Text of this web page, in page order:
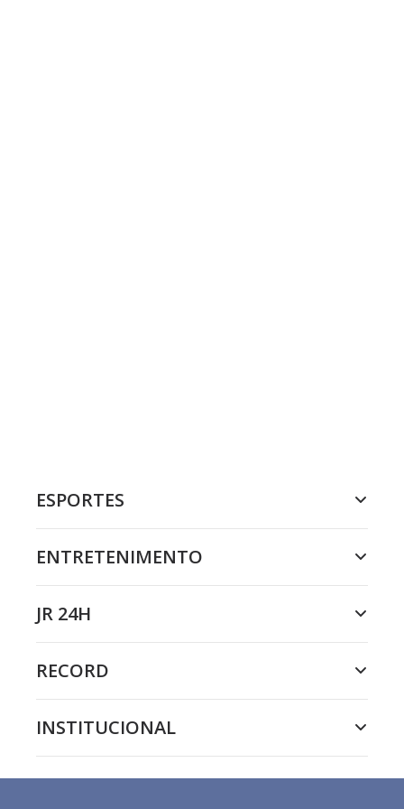
ESPORTES
ENTRETENIMENTO
JR 24H
RECORD
INSTITUCIONAL